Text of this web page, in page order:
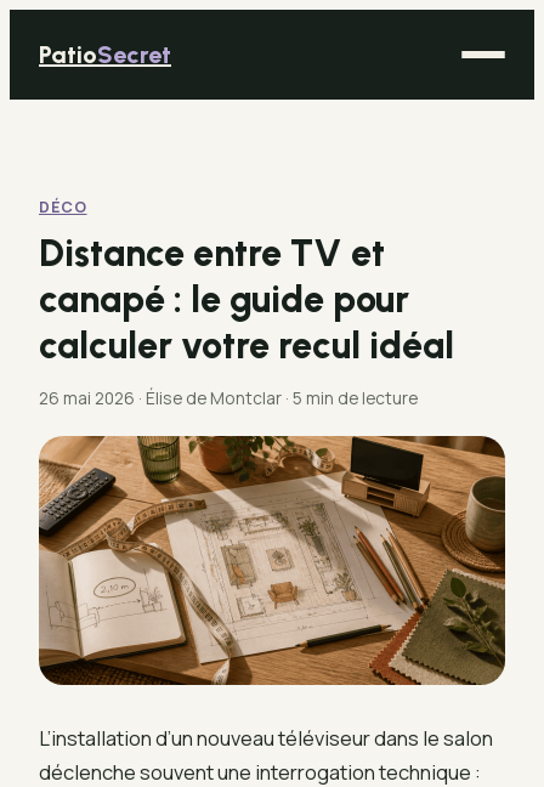
PatioSecret
Bricolage
Déco
Immobilier
Jardinage
DÉCO
Distance entre TV et
canapé : le guide pour
calculer votre recul idéal
26 mai 2026 · Élise de Montclar · 5 min de lecture
L’installation d’un nouveau téléviseur dans le salon
déclenche souvent une interrogation technique :